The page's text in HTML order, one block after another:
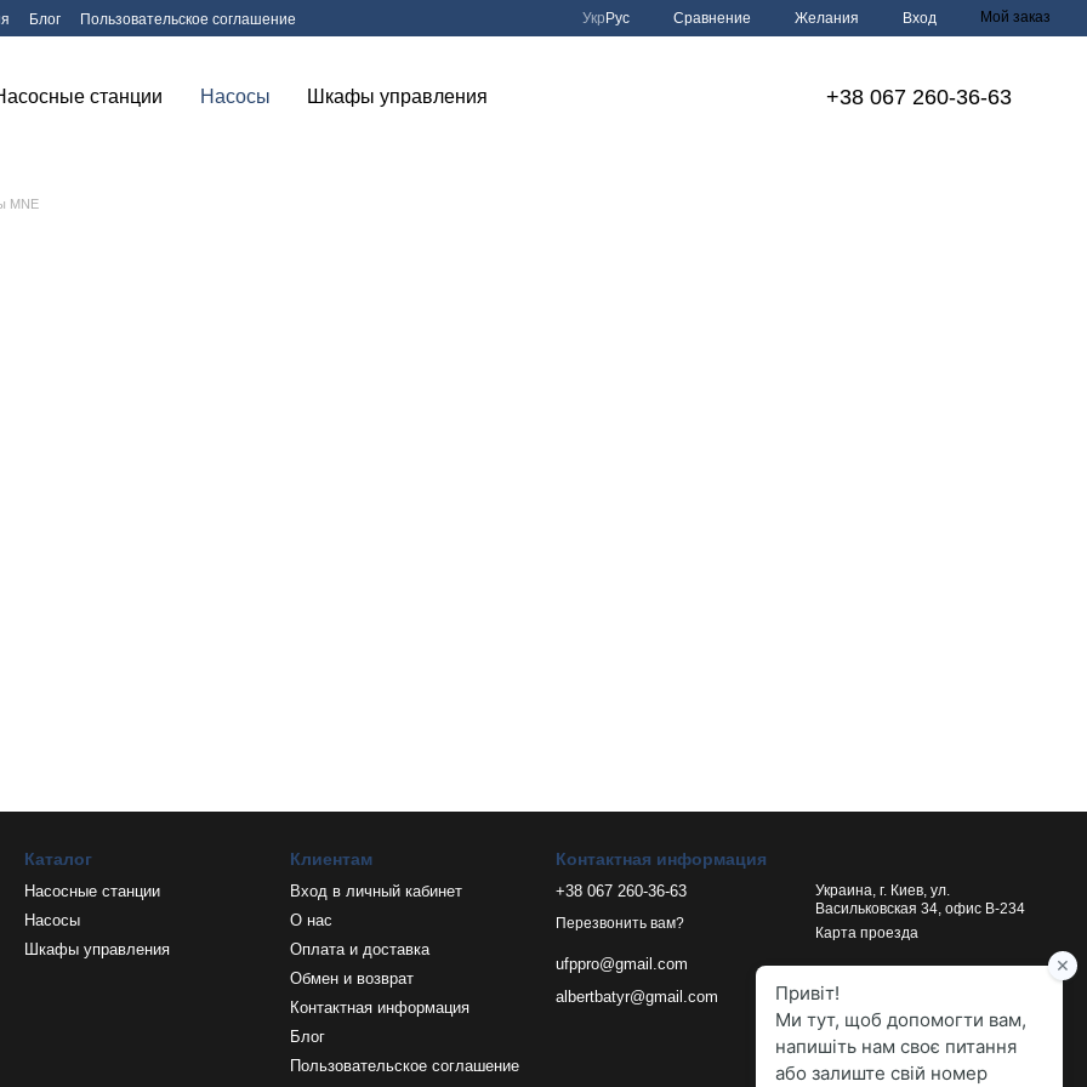
Блог Пользовательское соглашение Укр Рус Сравнение Желания Вход Мой заказ
станции Насосы Шкафы управления +38 067 260-36-63
MNE
Каталог
Насосные станции
Насосы
Шкафы управления
Клиентам
Вход в личный кабинет
О нас
Оплата и доставка
Обмен и возврат
Контактная информация
Блог
Пользовательское соглашение
Контактная информация
+38 067 260-36-63
Перезвонить вам?
ufppro@gmail.com
albertbatyr@gmail.com
Украина, г. Киев, ул.
Васильковская 34, офис В-234
Карта проезда